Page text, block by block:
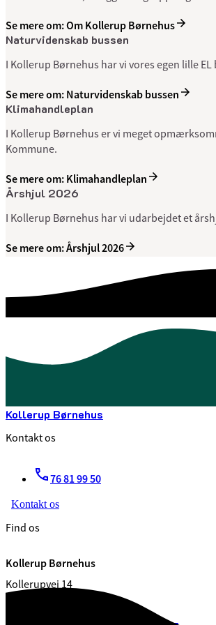
Se mere om: Om Kollerup Børnehus
Naturvidenskab bussen
I Kollerup Børnehus har vi vores egen lille
Se mere om: Naturvidenskab bussen
Klimahandleplan
I Kollerup Børnehus er vi meget
Kommune.
Se mere om: Klimahandleplan
Årshjul 2026
I Kollerup Børnehus har vi udarbejdet et
Se mere om: Årshjul 2026
Kollerup Børnehus
Kontakt os
76 81 99 50
Kontakt os
Find os
Kollerup Børnehus
Kollerupvej 14